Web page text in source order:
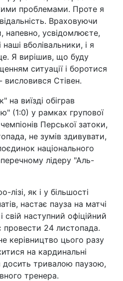
проблемами. Проте я
Враховуючи
напевно, усвідомлюєте,
вболівальники, і я
Я вирішив, що буду
ситуації і боротися
висловився Стівен.
на виїзді обіграв
(1:0) у рамках групової
Перської затоки,
не зумів здивувати,
національного
лідеру "Аль-
лізі, як і у більшості
настає пауза на матчі
свій наступний офіційний
провести 24 листопада.
керівництво цього разу
на кардинальні
досить тривалою паузою,
тренера.